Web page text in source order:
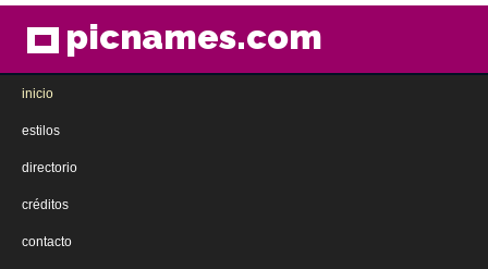
picnames.com
inicio
estilos
directorio
créditos
contacto